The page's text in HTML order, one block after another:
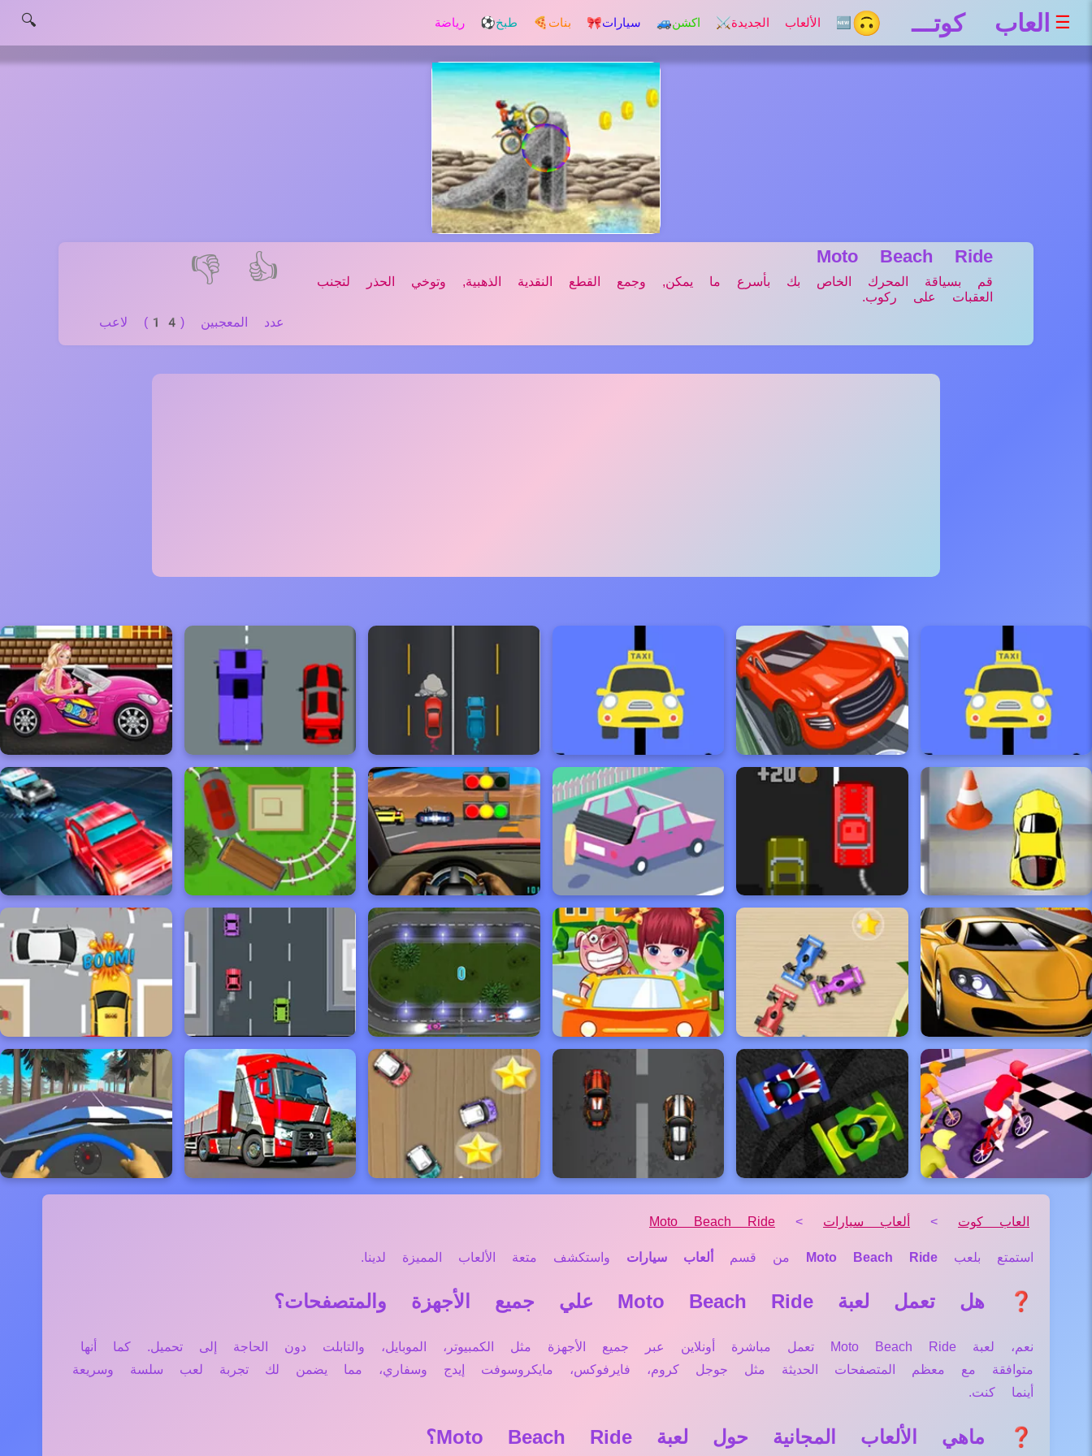
☰ العاب كوتـــ 🙃 🆕 الألعاب الجديدة ⚔️ اكشن🚙 سيارات🎀 بنات 🍕 طبخ⚽ رياضة 🔍
👍
👎
عدد المعجبين (14) لاعب
Moto Beach Ride
قم بسياقة المحرك الخاص بك بأسرع ما يمكن, وجمع القطع النقدية الذهبية, وتوخي الحذر لتجنب
العقبات على ركوب.
العاب كوت > ألعاب سيارات >
Moto Beach Ride
استمتع بلعب Moto Beach Ride من قسم ألعاب سيارات واستكشف متعة الألعاب المميزة لدينا.
❓ هل تعمل لعبة Moto Beach Ride علي جميع الأجهزة والمتصفحات؟
نعم، لعبة Moto Beach Ride تعمل مباشرة أونلاين عبر جميع الأجهزة مثل الكمبيوتر، الموبايل، والتابلت دون الحاجة إلى تحميل. كما أنها
متوافقة مع معظم المتصفحات الحديثة مثل جوجل كروم، فايرفوكس، مايكروسوفت إيدج وسفاري، مما يضمن لك تجربة لعب سلسة وسريعة
أينما كنت.
❓ ماهي الألعاب المجانية حول لعبة Moto Beach Ride؟